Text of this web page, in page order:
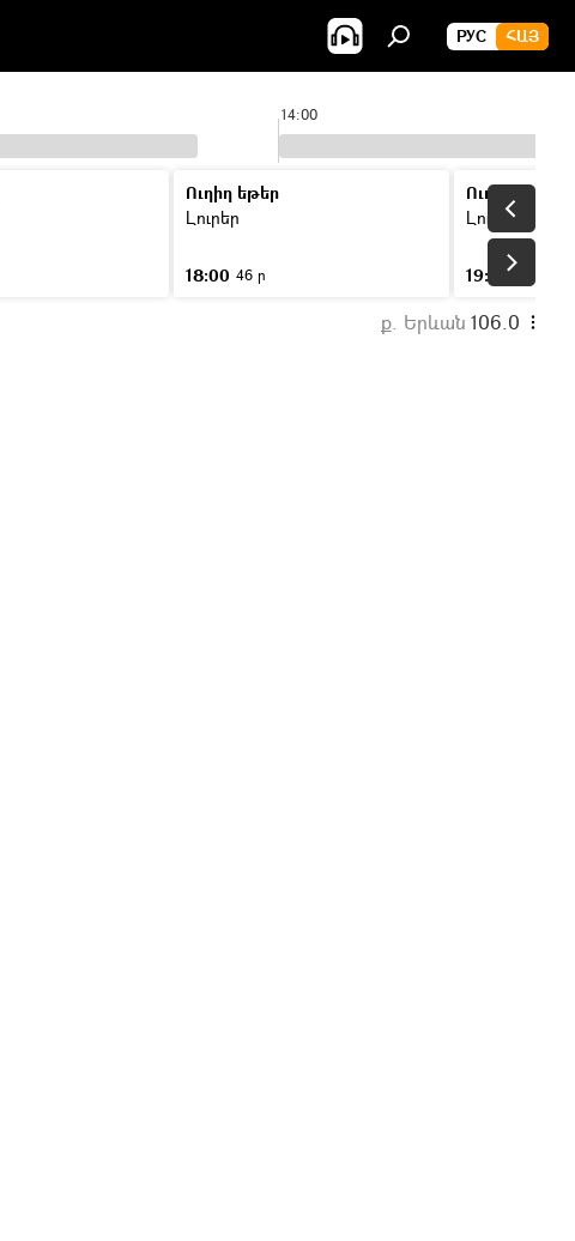
РУС ՀԱՅ
14:00
Ուղիղ եթեր
Լուրեր
18:00 46 ր
Ուղիղ եթեր
Լուրեր
19:00
ք. Երևան 106.0